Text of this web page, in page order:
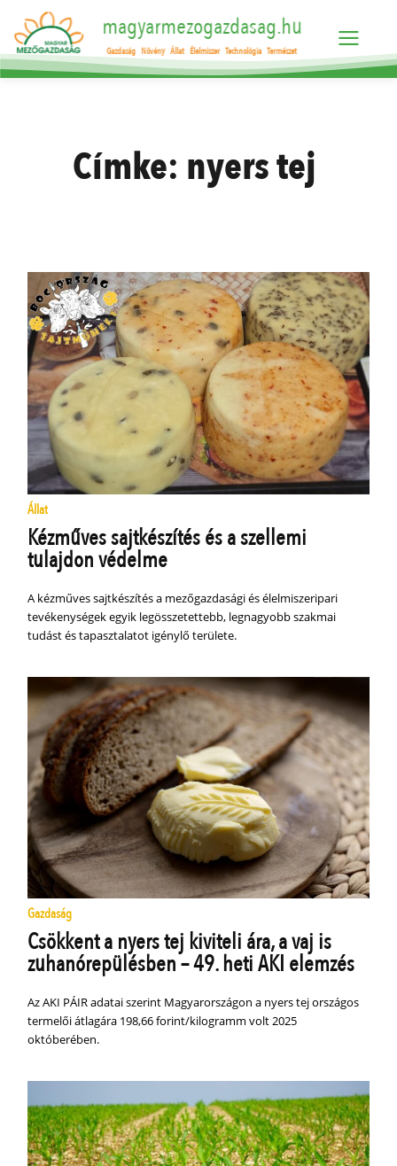
magyarmezogazdasag.hu
Gazdaság Növény Állat Élelmiszer Technológia Természet
Címke: nyers tej
Állat
Kézműves sajtkészítés és a szellemi
tulajdon védelme
A kézműves sajtkészítés a mezőgazdasági és élelmiszeripari
tevékenységek egyik legösszetettebb, legnagyobb szakmai
tudást és tapasztalatot igénylő területe.
Gazdaság
Csökkent a nyers tej kiviteli ára, a vaj is
zuhanórepülésben – 49. heti AKI elemzés
Az AKI PÁIR adatai szerint Magyarországon a nyers tej országos
termelői átlagára 198,66 forint/kilogramm volt 2025
októberében.